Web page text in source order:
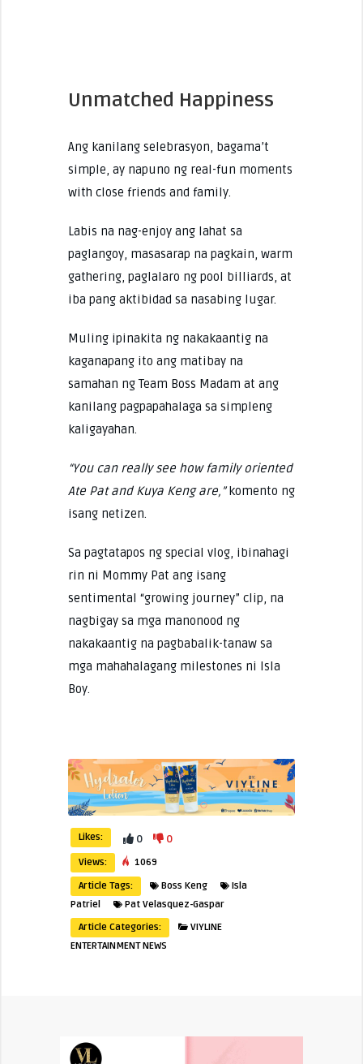
Unmatched Happiness
Ang kanilang selebrasyon, bagama’t
simple, ay napuno ng real-fun moments
with close friends and family.
Labis na nag-enjoy ang lahat sa
paglangoy, masasarap na pagkain, warm
gathering, paglalaro ng pool billiards, at
iba pang aktibidad sa nasabing lugar.
Muling ipinakita ng nakakaantig na
kaganapang ito ang matibay na
samahan ng Team Boss Madam at ang
kanilang pagpapahalaga sa simpleng
kaligayahan.
“You can really see how family oriented
Ate Pat and Kuya Keng are,”komento ng
isang netizen.
Sa pagtatapos ng special vlog, ibinahagi
rin ni Mommy Pat ang isang
sentimental “growing journey” clip, na
nagbigay sa mga manonood ng
nakakaantig na pagbabalik-tanaw sa
mga mahahalagang milestones ni Isla
Boy.
Likes: 0 0
Views:
1069
Article Tags:
Boss Keng
Isla
Patriel
Pat Velasquez-Gaspar
Article Categories:
VIYLINE
ENTERTAINMENT NEWS